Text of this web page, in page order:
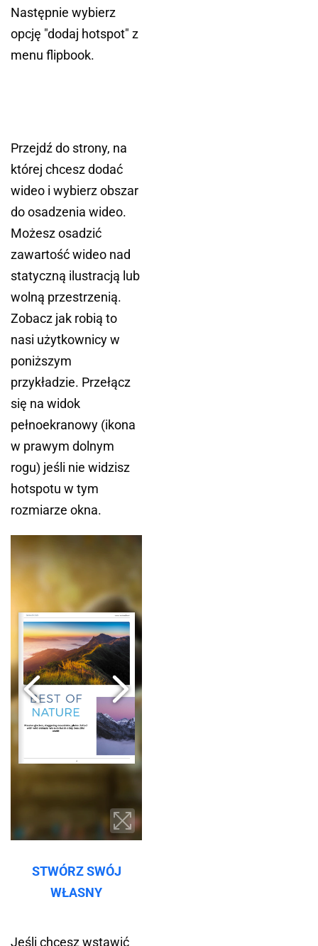
Następnie wybierz
opcję "dodaj hotspot" z
menu flipbook.
Przejdź do strony, na
której chcesz dodać
wideo i wybierz obszar
do osadzenia wideo.
Możesz osadzić
zawartość wideo nad
statyczną ilustracją lub
wolną przestrzenią.
Zobacz jak robią to
nasi użytkownicy w
poniższym
przykładzie. Przełącz
się na widok
pełnoekranowy (ikona
w prawym dolnym
rogu) jeśli nie widzisz
hotspotu w tym
rozmiarze okna.
STWÓRZ SWÓJ
WŁASNY
Jeśli chcesz wstawić